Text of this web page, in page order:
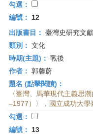
勾選：
編號：
12
出版書目： 臺灣史研究文
類別： 文化
時期(主題)： 戰後
作者： 郭馨蔚
題名 (點擊閱讀)：
〈臺灣、馬華現代主義思
–1977）〉，國立成功大學
勾選：
編號：
13